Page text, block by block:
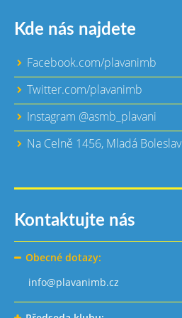
Kde nás najdete
Facebook.com/plavanimb
Twitter.com/plavanimb
Instagram @asmb_plavani
Na Celně 1456, Mladá Boleslav
Kontaktujte nás
Obecné dotazy:
info@plavanimb.cz